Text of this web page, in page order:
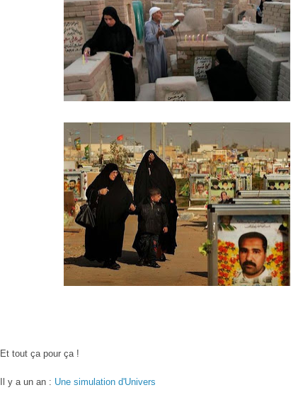
Et tout ça pour ça !
Il y a un an : Une simulation d'Univers